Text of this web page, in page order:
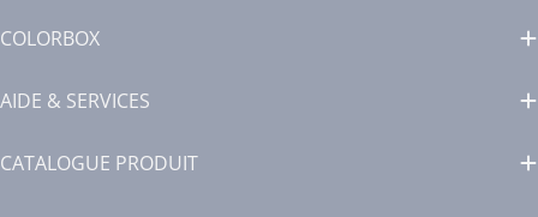
COLORBOX
AIDE & SERVICES
CATALOGUE PRODUIT